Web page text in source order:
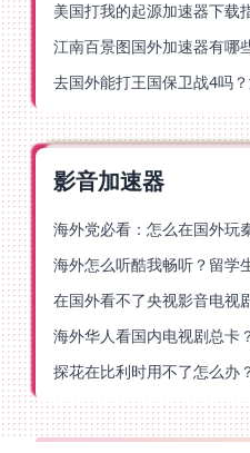
影音加速器